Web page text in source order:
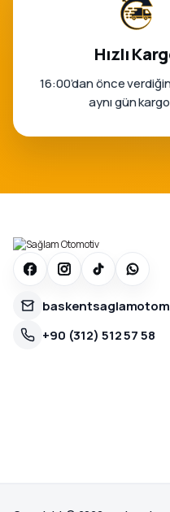
Hızlı
16:00’dan önce
aynı gün
+90 (312) 512 57 58